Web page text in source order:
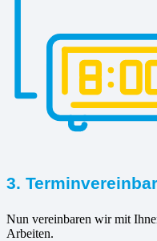
3.
Nun vereinbaren wir mit
Arbeiten.